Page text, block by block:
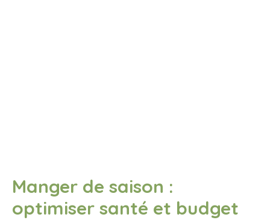
Manger de saison :
optimiser santé et budget